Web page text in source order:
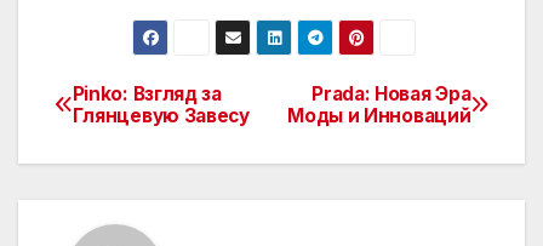
Навигация
по
Prada: Новая Эра
Моды и Инноваций
Pinko: Взгляд за
Глянцевую Завесу